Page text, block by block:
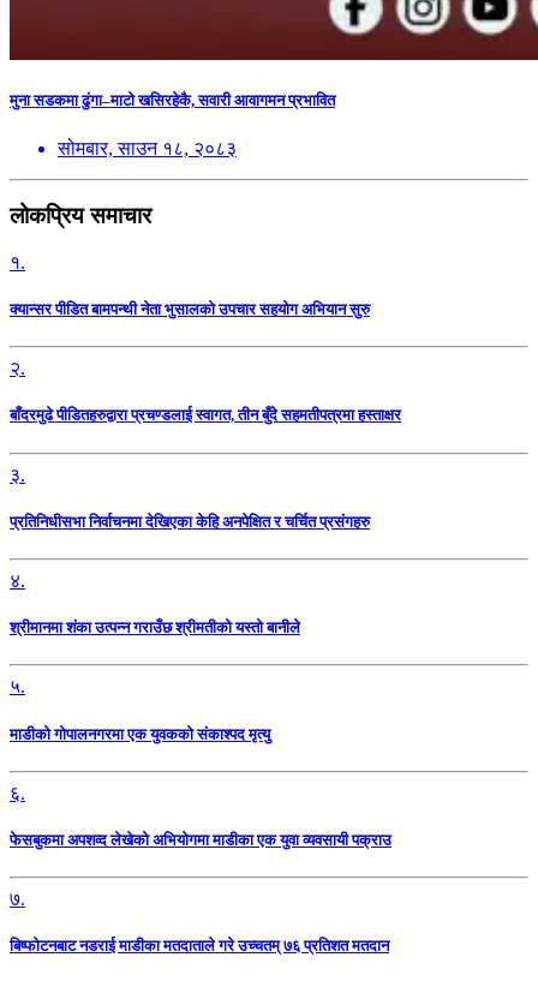
मुना सडकमा ढुंगा–माटो खसिरहेकै, सवारी आवागमन प्रभावित
सोमबार, साउन १८, २०८३
लोकप्रिय समाचार
१.
क्यान्सर पीडित बामपन्थी नेता भुसालकाे उपचार सहयोग अभियान सुरु
२.
बाँदरमुढे पीडितहरुद्वारा प्रचण्डलाई स्वागत, तीन बुँदे सहमतीपत्रमा हस्ताक्षर
३.
प्रतिनिधीसभा निर्वाचनमा देखिएका केहि अनपेक्षित र चर्चित प्रसंगहरु
४.
श्रीमानमा शंका उत्पन्न गराउँछ श्रीमतीको यस्तो बानीले
५.
माडीको गोपालनगरमा एक युवकको संकाश्पद मृत्यु
६.
फेसबुकमा अपशव्द लेखेको अभियोगमा माडीका एक युवा व्यवसायी पक्राउ
७.
बिष्फोटनबाट नडराई माडीका मतदाताले गरे उच्चतम् ७६ प्रतिशत मतदान